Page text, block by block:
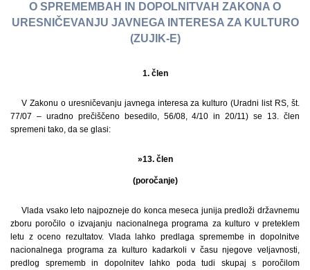
O SPREMEMBAH IN DOPOLNITVAH ZAKONA O
URESNIČEVANJU JAVNEGA INTERESA ZA KULTURO
(ZUJIK-E)
1. člen
V Zakonu o uresničevanju javnega interesa za kulturo (Uradni list RS, št.
77/07 – uradno prečiščeno besedilo, 56/08, 4/10 in 20/11) se 13. člen
spremeni tako, da se glasi:
»13. člen
(poročanje)
Vlada vsako leto najpozneje do konca meseca junija predloži državnemu
zboru poročilo o izvajanju nacionalnega programa za kulturo v preteklem
letu z oceno rezultatov. Vlada lahko predlaga spremembe in dopolnitve
nacionalnega programa za kulturo kadarkoli v času njegove veljavnosti,
predlog sprememb in dopolnitev lahko poda tudi skupaj s poročilom